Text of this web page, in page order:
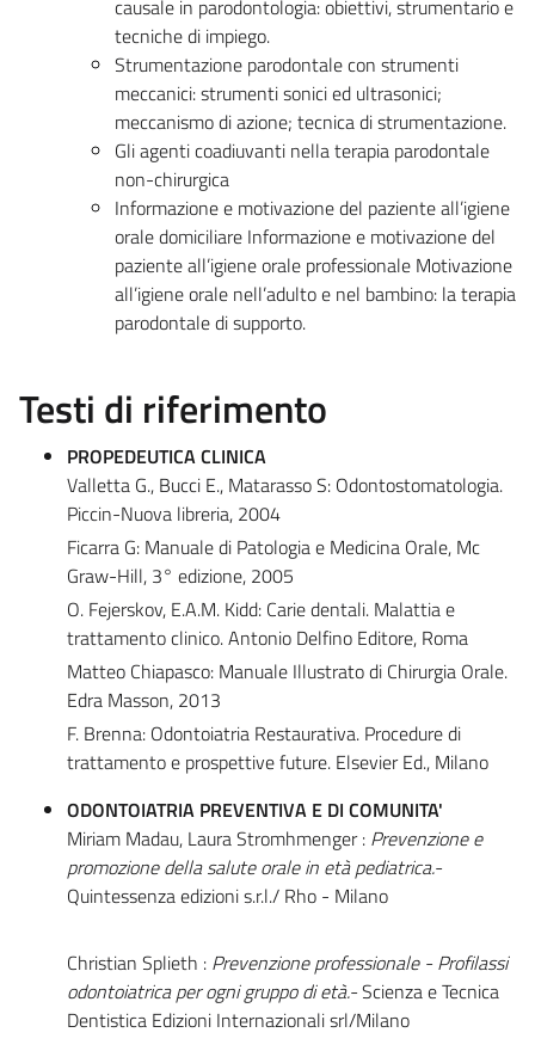
causale in parodontologia: obiettivi, strumentario e
tecniche di impiego.
Strumentazione parodontale con strumenti
meccanici: strumenti sonici ed ultrasonici;
meccanismo di azione; tecnica di strumentazione.
Gli agenti coadiuvanti nella terapia parodontale
non-chirurgica
Informazione e motivazione del paziente all’igiene
orale domiciliare Informazione e motivazione del
paziente all’igiene orale professionale Motivazione
all’igiene orale nell’adulto e nel bambino: la terapia
parodontale di supporto.
Testi di riferimento
PROPEDEUTICA CLINICA
Valletta G., Bucci E., Matarasso S: Odontostomatologia.
Piccin-Nuova libreria, 2004
Ficarra G: Manuale di Patologia e Medicina Orale, Mc
Graw-Hill, 3° edizione, 2005
O. Fejerskov, E.A.M. Kidd: Carie dentali. Malattia e
trattamento clinico. Antonio Delfino Editore, Roma
Matteo Chiapasco: Manuale Illustrato di Chirurgia Orale.
Edra Masson, 2013
F. Brenna: Odontoiatria Restaurativa. Procedure di
trattamento e prospettive future. Elsevier Ed., Milano
ODONTOIATRIA PREVENTIVA E DI COMUNITA'
Miriam Madau, Laura Stromhmenger : Prevenzione e
promozione della salute orale in età pediatrica.-
Quintessenza edizioni s.r.l./ Rho - Milano
Christian Splieth : Prevenzione professionale - Profilassi
odontoiatrica per ogni gruppo di età.-Scienza e Tecnica
Dentistica Edizioni Internazionali srl/Milano